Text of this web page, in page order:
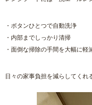
・ボタンひとつで自動洗浄
・内部までしっかり清掃
・面倒な掃除の手間を大幅に軽
日々の家事負担を減らしてくれ